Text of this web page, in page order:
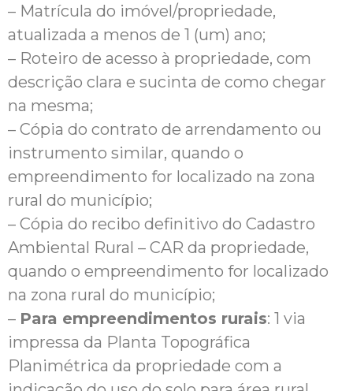
– Matrícula do imóvel/propriedade,
atualizada a menos de 1 (um) ano;
– Roteiro de acesso à propriedade, com
descrição clara e sucinta de como chegar
na mesma;
– Cópia do contrato de arrendamento ou
instrumento similar, quando o
empreendimento for localizado na zona
rural do município;
– Cópia do recibo definitivo do Cadastro
Ambiental Rural – CAR da propriedade,
quando o empreendimento for localizado
na zona rural do município;
– Para empreendimentos rurais: 1 via
impressa da Planta Topográfica
Planimétrica da propriedade com a